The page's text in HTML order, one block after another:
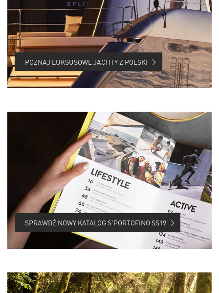
POZNAJ LUKSUSOWE JACHTY Z POLSKI
SPRAWDŹ NOWY KATALOG S'PORTOFINO SS19